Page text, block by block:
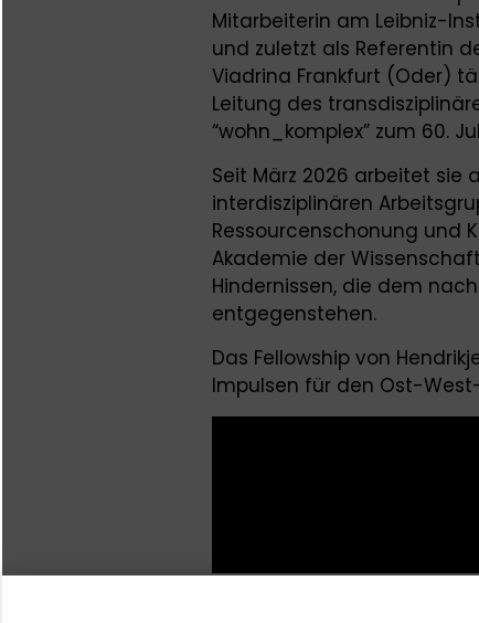
Mitarbeiterin am Leibniz-
und zuletzt als Referentin
Viadrina Frankfurt (Oder)
Leitung des
“wohn_komplex” zum 60.
Seit März 2026 arbeitet sie
interdisziplinären
Ressourcenschonung und
Akademie der
Hindernissen, die dem
entgegenstehen.
Das Fellowship von
Impulsen für den Ost-